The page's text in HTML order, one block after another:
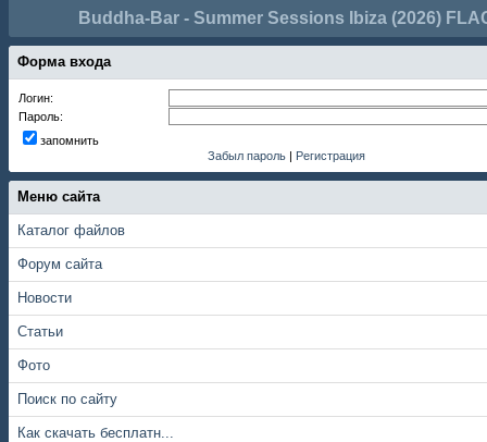
Buddha-Bar - Summer Sessions Ibiza (2026)
Форма входа
Логин:
Пароль:
запомнить
Забыл пароль | Регистрация
Меню сайта
Каталог файлов
Форум сайта
Новости
Статьи
Фото
Поиск по сайту
Как скачать бесплатн...